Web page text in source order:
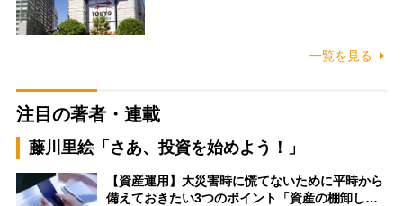
一覧を見る
注目の著者・連載
藤川里絵「さあ、投資を始めよう！」
【資産運用】大災害時に慌てないために平時から
備えておきたい3つのポイント「資産の棚卸し…